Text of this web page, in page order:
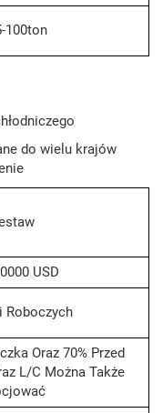
100ton
do wielu krajów
USD
Roboczych
Oraz 70% Przed
L/C Można Także